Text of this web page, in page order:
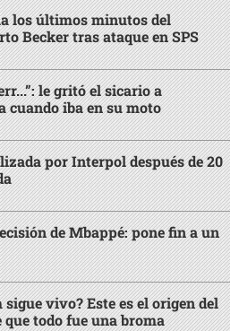
los últimos minutos del
Becker tras ataque en SPS
le gritó el sicario a
cuando iba en su moto
por Interpol después de 20
de Mbappé: pone fin a un
sigue vivo? Este es el origen del
que todo fue una broma